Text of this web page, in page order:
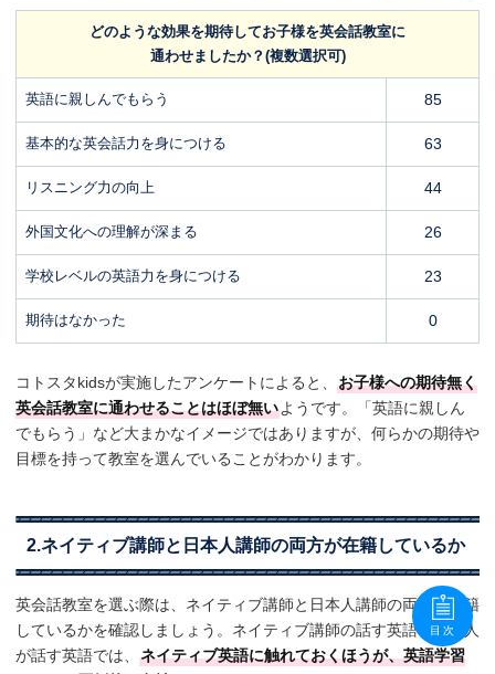
どのような効果を期待してお子様を英会話教室に
通わせましたか？(複数選択可)
英語に親しんでもらう 85
基本的な英会話力を身につける 63
リスニング力の向上 44
外国文化への理解が深まる 26
学校レベルの英語力を身につける 23
期待はなかった 0
コトスタkidsが実施したアンケートによると、 お子様への期待無く
英会話教室に通わせることはほぼ無いようです。「英語に親しん
でもらう」など大まかなイメージではありますが、何らかの期待や
目標を持って教室を選んでいることがわかります。
2.ネイティブ講師と日本人講師の両方が在籍しているか
英会話教室を選ぶ際は、ネイティブ講師と日本人講師の両方が在籍
しているかを確認しましょう。ネイティブ講師の話す英語と日本人
が話す英語では、 ネイティブ英語に触れておくほうが、英語学習
目次